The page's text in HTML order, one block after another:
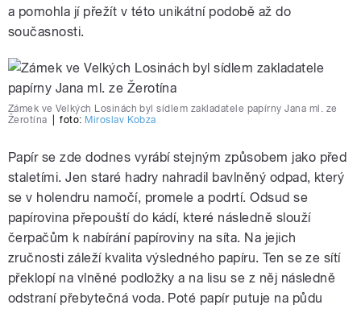
a pomohla jí přežít v této unikátní podobě až do
současnosti.
Zámek ve Velkých Losinách byl sídlem zakladatele papírny Jana ml. ze
Žerotína
foto: Miroslav Kobza
Papír se zde dodnes vyrábí stejným způsobem jako před
staletími. Jen staré hadry nahradil bavlněný odpad, který
se v holendru namočí, promele a podrtí. Odsud se
papírovina přepouští do kádí, které následně slouží
čerpačům k nabírání papíroviny na síta. Na jejich
zručnosti záleží kvalita výsledného papíru. Ten se ze sítí
překlopí na vlněné podložky a na lisu se z něj následně
odstraní přebytečná voda. Poté papír putuje na půdu